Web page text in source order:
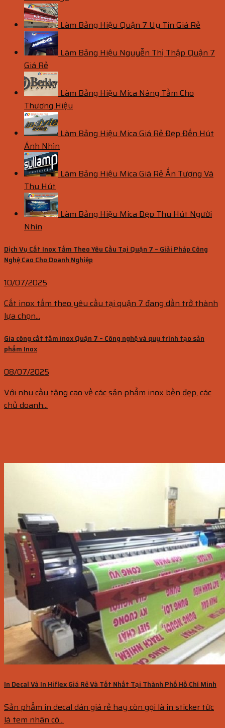
Làm Bảng Hiệu Quận 7 Uy Tín Giá Rẻ
Làm Bảng Hiệu Nguyễn Thị Thập Quận 7
Giá Rẻ
Làm Bảng Hiệu Mica Nâng Tầm Cho
Thương Hiệu
Làm Bảng Hiệu Mica Giá Rẻ Đẹp Đến Hút
Ánh Nhìn
Làm Bảng Hiệu Mica Giá Rẻ Ấn Tượng Và
Thu Hút
Làm Bảng Hiệu Mica Đẹp Thu Hút Người
Nhìn
Dịch Vụ Cắt Inox Tấm Theo Yêu Cầu Tại Quận 7 – Giải Pháp Công
Nghệ Cao Cho Doanh Nghiệp
10/07/2025
Cắt inox tấm theo yêu cầu tại quận 7 đang dần trở thành
lựa chọn...
Gia công cắt tấm inox Quận 7 – Công nghệ và quy trình tạo sản
phẩm Inox
08/07/2025
Với nhu cầu tăng cao về các sản phẩm inox bền đẹp, các
chủ doanh...
In Decal Và In Hiflex Giá Rẻ Và Tốt Nhất Tại Thành Phố Hồ Chí Minh
Sản phẩm in decal dán giá rẻ hay còn gọi là in sticker tức
là tem nhãn có...